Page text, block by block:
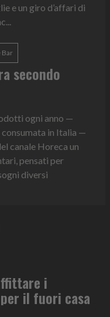
e un giro d’affari di
Bar
secondo
ogni anno —
in Italia —
canale Horeca un
pensati per
diversi
i
il fuori casa